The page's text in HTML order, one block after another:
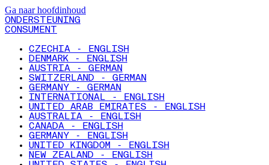
Ga naar hoofdinhoud
ONDERSTEUNING
CONSUMENT
CZECHIA - ENGLISH
DENMARK - ENGLISH
AUSTRIA - GERMAN
SWITZERLAND - GERMAN
GERMANY - GERMAN
INTERNATIONAL - ENGLISH
UNITED ARAB EMIRATES - ENGLISH
AUSTRALIA - ENGLISH
CANADA - ENGLISH
GERMANY - ENGLISH
UNITED KINGDOM - ENGLISH
NEW ZEALAND - ENGLISH